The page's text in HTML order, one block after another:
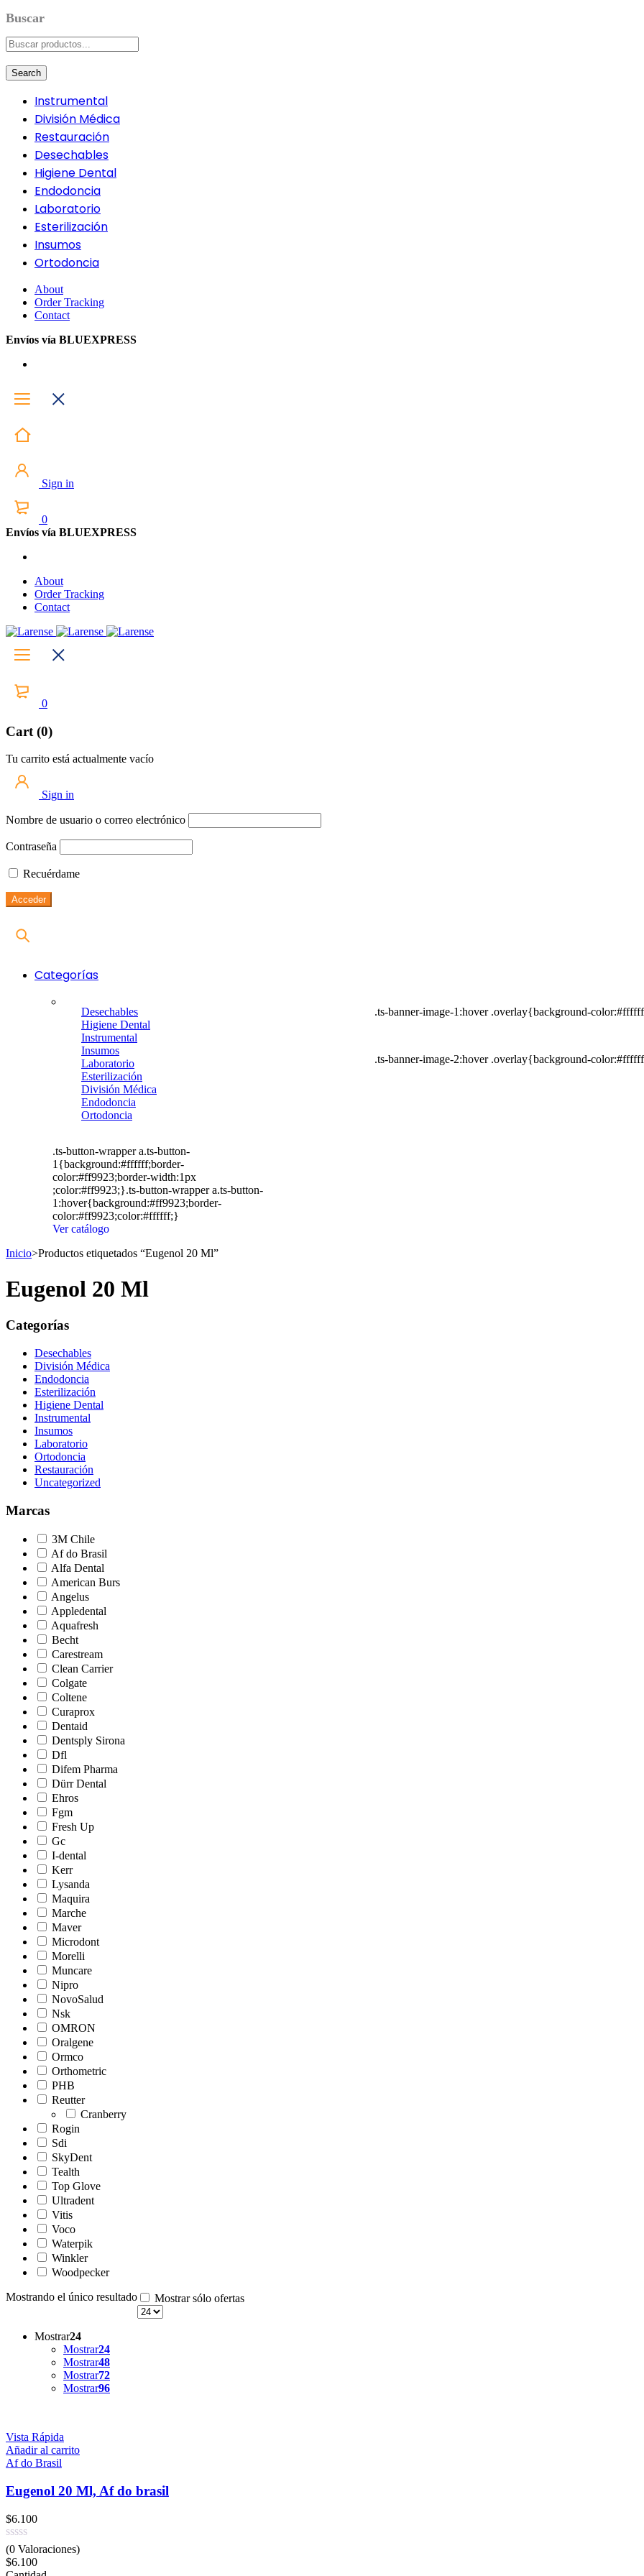
Search
Instrumental
División Médica
Restauración
Desechables
Higiene Dental
Endodoncia
Laboratorio
Esterilización
Insumos
Ortodoncia
About
Order Tracking
Contact
Envíos vía BLUEXPRESS
Sign in
0
Envíos vía BLUEXPRESS
About
Order Tracking
Contact
0
Cart (0)
Tu carrito está actualmente vacío
Sign in
Nombre de usuario o correo electrónico
Contraseña
Recuérdame
Categorías
Desechables
Higiene Dental
Instrumental
Insumos
Laboratorio
Esterilización
División Médica
Endodoncia
Ortodoncia
.ts-button-wrapper a.ts-button-
1{background:#ffffff;border-
color:#ff9923;border-width:1px
;color:#ff9923;}.ts-button-wrapper a.ts-button-
1:hover{background:#ff9923;border-
color:#ff9923;color:#ffffff;}
Ver catálogo
.ts-banner-image-1:hover .overlay{background-
.ts-banner-image-2:hover .overlay{background-
Inicio>Productos etiquetados “Eugenol 20 Ml”
Eugenol 20 Ml
Categorías
Desechables
División Médica
Endodoncia
Esterilización
Higiene Dental
Instrumental
Insumos
Laboratorio
Ortodoncia
Restauración
Uncategorized
Marcas
3M Chile
Af do Brasil
Alfa Dental
American Burs
Angelus
Appledental
Aquafresh
Becht
Carestream
Clean Carrier
Colgate
Coltene
Curaprox
Dentaid
Dentsply Sirona
Dfl
Difem Pharma
Dürr Dental
Ehros
Fgm
Fresh Up
Gc
I-dental
Kerr
Lysanda
Maquira
Marche
Maver
Microdont
Morelli
Muncare
Nipro
NovoSalud
Nsk
OMRON
Oralgene
Ormco
Orthometric
PHB
Reutter
Cranberry
Rogin
Sdi
SkyDent
Tealth
Top Glove
Ultradent
Vitis
Voco
Waterpik
Winkler
Woodpecker
Mostrando el único resultado
Mostrar sólo ofertas
Mostrar24
Mostrar24
Mostrar48
Mostrar72
Mostrar96
Vista Rápida
Añadir al carrito
Af do Brasil
Eugenol 20 Ml, Af do brasil
$6.100
(0 Valoraciones)
$6.100